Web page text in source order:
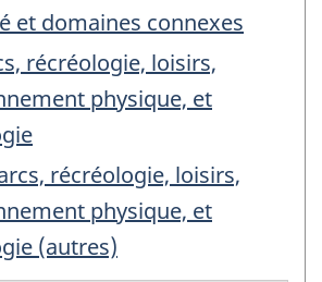
et domaines connexes
récréologie, loisirs,
physique, et
récréologie, loisirs,
physique, et
(autres)